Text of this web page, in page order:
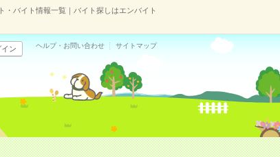
バイト情報一覧｜バイト探しはエンバイト
イン ヘルプ・お問い合わせ サイトマップ